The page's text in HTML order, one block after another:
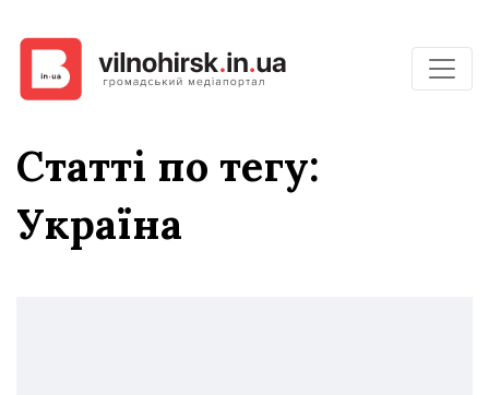
Статті по тегу:
Україна